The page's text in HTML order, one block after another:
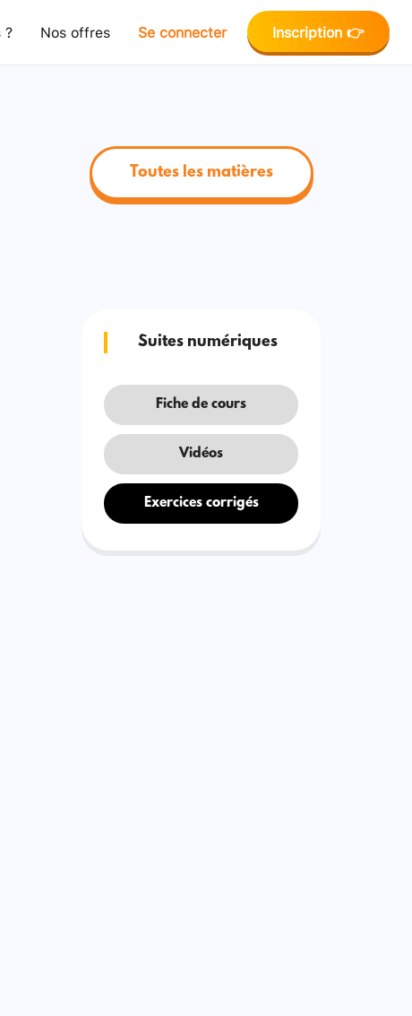
Nos offres Se connecter Inscription 👉
Toutes les matières
Suites numériques
Fiche de cours
Vidéos
Exercices corrigés